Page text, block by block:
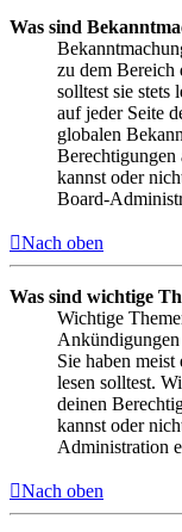
Was sind
zu dem Bereich
solltest sie stets
auf jeder Seite
globalen
Berechtigungen
kannst oder
Board-
Nach oben
Was sind wichtige
Wichtige
Ankündigungen
Sie haben
lesen solltest.
deinen
kannst oder
Administration
Nach oben